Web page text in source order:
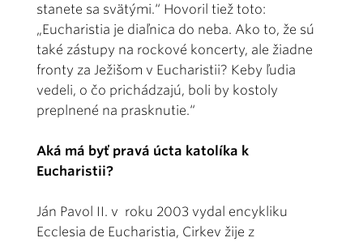
stanete sa svätými.“ Hovoril tiež toto:
„Eucharistia je diaľnica do neba. Ako to, že sú
také zástupy na rockové koncerty, ale žiadne
fronty za Ježišom v Eucharistii? Keby ľudia
vedeli, o čo prichádzajú, boli by kostoly
preplnené na prasknutie.“
Aká má byť pravá úcta katolíka k
Eucharistii?
Ján Pavol II. v roku 2003 vydal encykliku
Ecclesia de Eucharistia, Cirkev žije z